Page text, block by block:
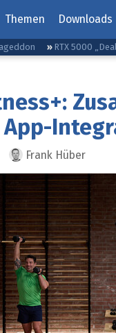
Themen Downloads
RTX 5000
Frank Hüber